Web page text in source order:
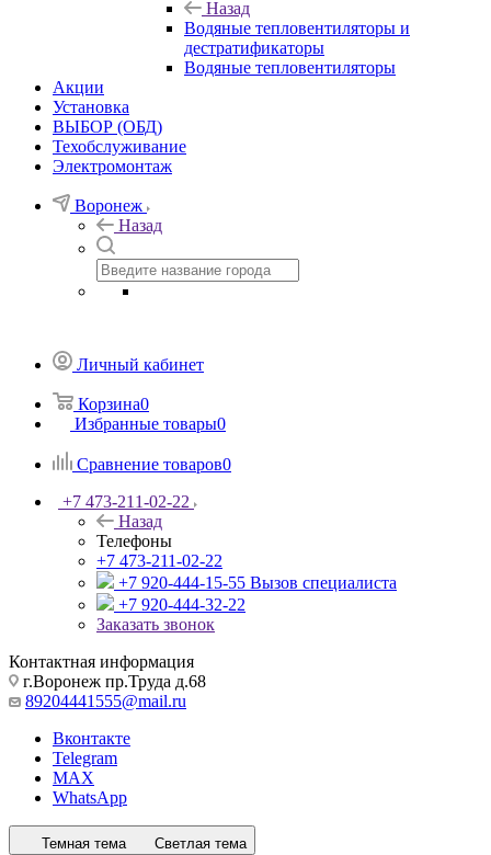
Назад
Водяные тепловентиляторы и
дестратификаторы
Водяные тепловентиляторы
Акции
Установка
ВЫБОР (ОБД)
Техобслуживание
Электромонтаж
Воронеж
Назад
Личный кабинет
Корзина0
Избранные товары0
Сравнение товаров0
+7 473-211-02-22
Назад
Телефоны
+7 473-211-02-22
+7 920-444-15-55 Вызов специалиста
+7 920-444-32-22
Заказать звонок
Контактная информация
г.Воронеж пр.Труда д.68
89204441555@mail.ru
Вконтакте
Telegram
MAX
WhatsApp
Темная тема Светлая тема